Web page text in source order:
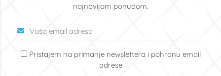
najnovijom ponudom.
Pristajem na primanje newslettera i pohranu email
adrese